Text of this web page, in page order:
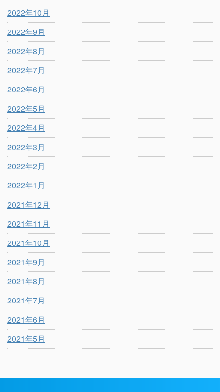
2022年10月
2022年9月
2022年8月
2022年7月
2022年6月
2022年5月
2022年4月
2022年3月
2022年2月
2022年1月
2021年12月
2021年11月
2021年10月
2021年9月
2021年8月
2021年7月
2021年6月
2021年5月